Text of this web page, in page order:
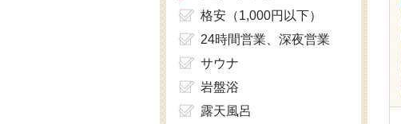
格安（1,000円以下）
24時間営業、深夜営業
サウナ
岩盤浴
露天風呂